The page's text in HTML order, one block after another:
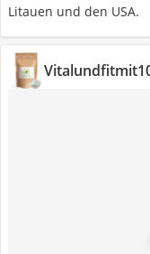
Litauen und den USA.